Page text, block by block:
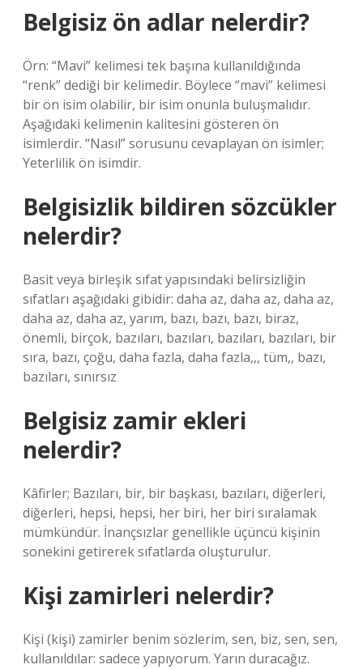
Belgisiz ön adlar nelerdir?
Örn: “Mavi” kelimesi tek başına kullanıldığında
“renk” dediği bir kelimedir. Böylece “mavi” kelimesi
bir ön isim olabilir, bir isim onunla buluşmalıdır.
Aşağıdaki kelimenin kalitesini gösteren ön
isimlerdir. “Nasıl” sorusunu cevaplayan ön isimler;
Yeterlilik ön isimdir.
Belgisizlik bildiren sözcükler
nelerdir?
Basit veya birleşik sıfat yapısındaki belirsizliğin
sıfatları aşağıdaki gibidir: daha az, daha az, daha az,
daha az, daha az, yarım, bazı, bazı, bazı, biraz,
önemli, birçok, bazıları, bazıları, bazıları, bazıları, bir
sıra, bazı, çoğu, daha fazla, daha fazla,,, tüm,, bazı,
bazıları, sınırsız
Belgisiz zamir ekleri
nelerdir?
Kâfirler; Bazıları, bir, bir başkası, bazıları, diğerleri,
diğerleri, hepsi, hepsi, her biri, her biri sıralamak
mümkündür. İnançsızlar genellikle üçüncü kişinin
sonekini getirerek sıfatlarda oluşturulur.
Kişi zamirleri nelerdir?
Kişi (kişi) zamirler benim sözlerim, sen, biz, sen, sen,
kullanıldılar: sadece yapıyorum. Yarın duracağız.